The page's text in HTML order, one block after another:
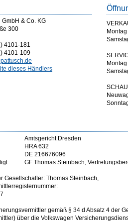
& Co. KG
300
4101-181
4101-109
dieses Händlers
Amtsgericht Dresden
HRA 632
DE 216676096
GF Thomas Steinbach,
Gesellschafter: Thomas Steinbach,
gemäß § 34 d Absatz 4 der
über die Volkswagen